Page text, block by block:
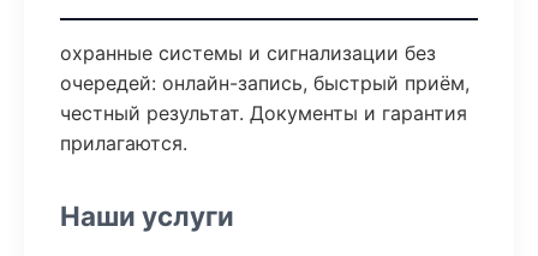
охранные системы и сигнализации без
очередей: онлайн-запись, быстрый приём,
честный результат. Документы и гарантия
прилагаются.
Наши услуги